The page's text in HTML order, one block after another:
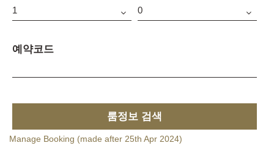
예약코드
룸정보 검색
Manage Booking (made after 25th Apr 2024)